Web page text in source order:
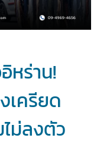
หร่าน!
เครียด
ม่ลงตัว